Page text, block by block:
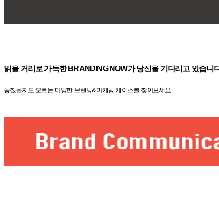
읽을 거리로 가득한 BRANDING NOW가 당신을 기다리고 있습니
놓쳤을지도 모르는 다양한 브랜딩&마케팅 케이스를 찾아보세요.